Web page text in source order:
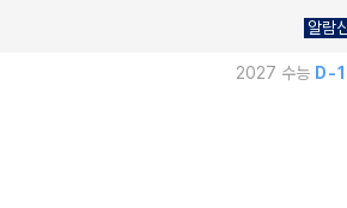
알람
2027 수능 D-